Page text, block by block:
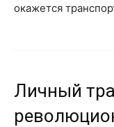
окажется
Личный